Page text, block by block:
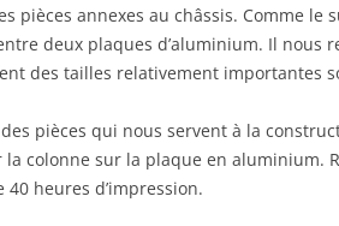
pièces annexes au châssis. Comme
deux plaques d’aluminium. Il nous
des tailles relativement importantes
pièces qui nous servent à la
la colonne sur la plaque en aluminium.
40 heures d’impression.